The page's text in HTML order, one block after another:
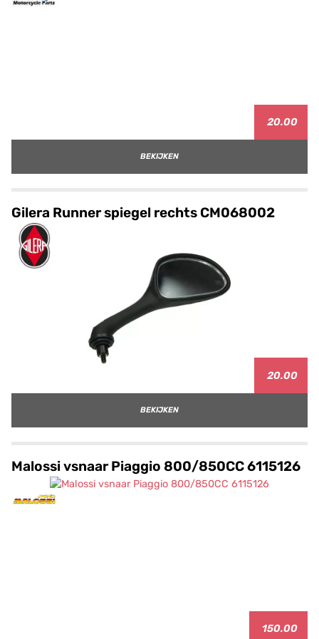
20.00
BEKIJKEN
Gilera Runner spiegel rechts CM068002
20.00
BEKIJKEN
Malossi vsnaar Piaggio 800/850CC 6115126
150.00